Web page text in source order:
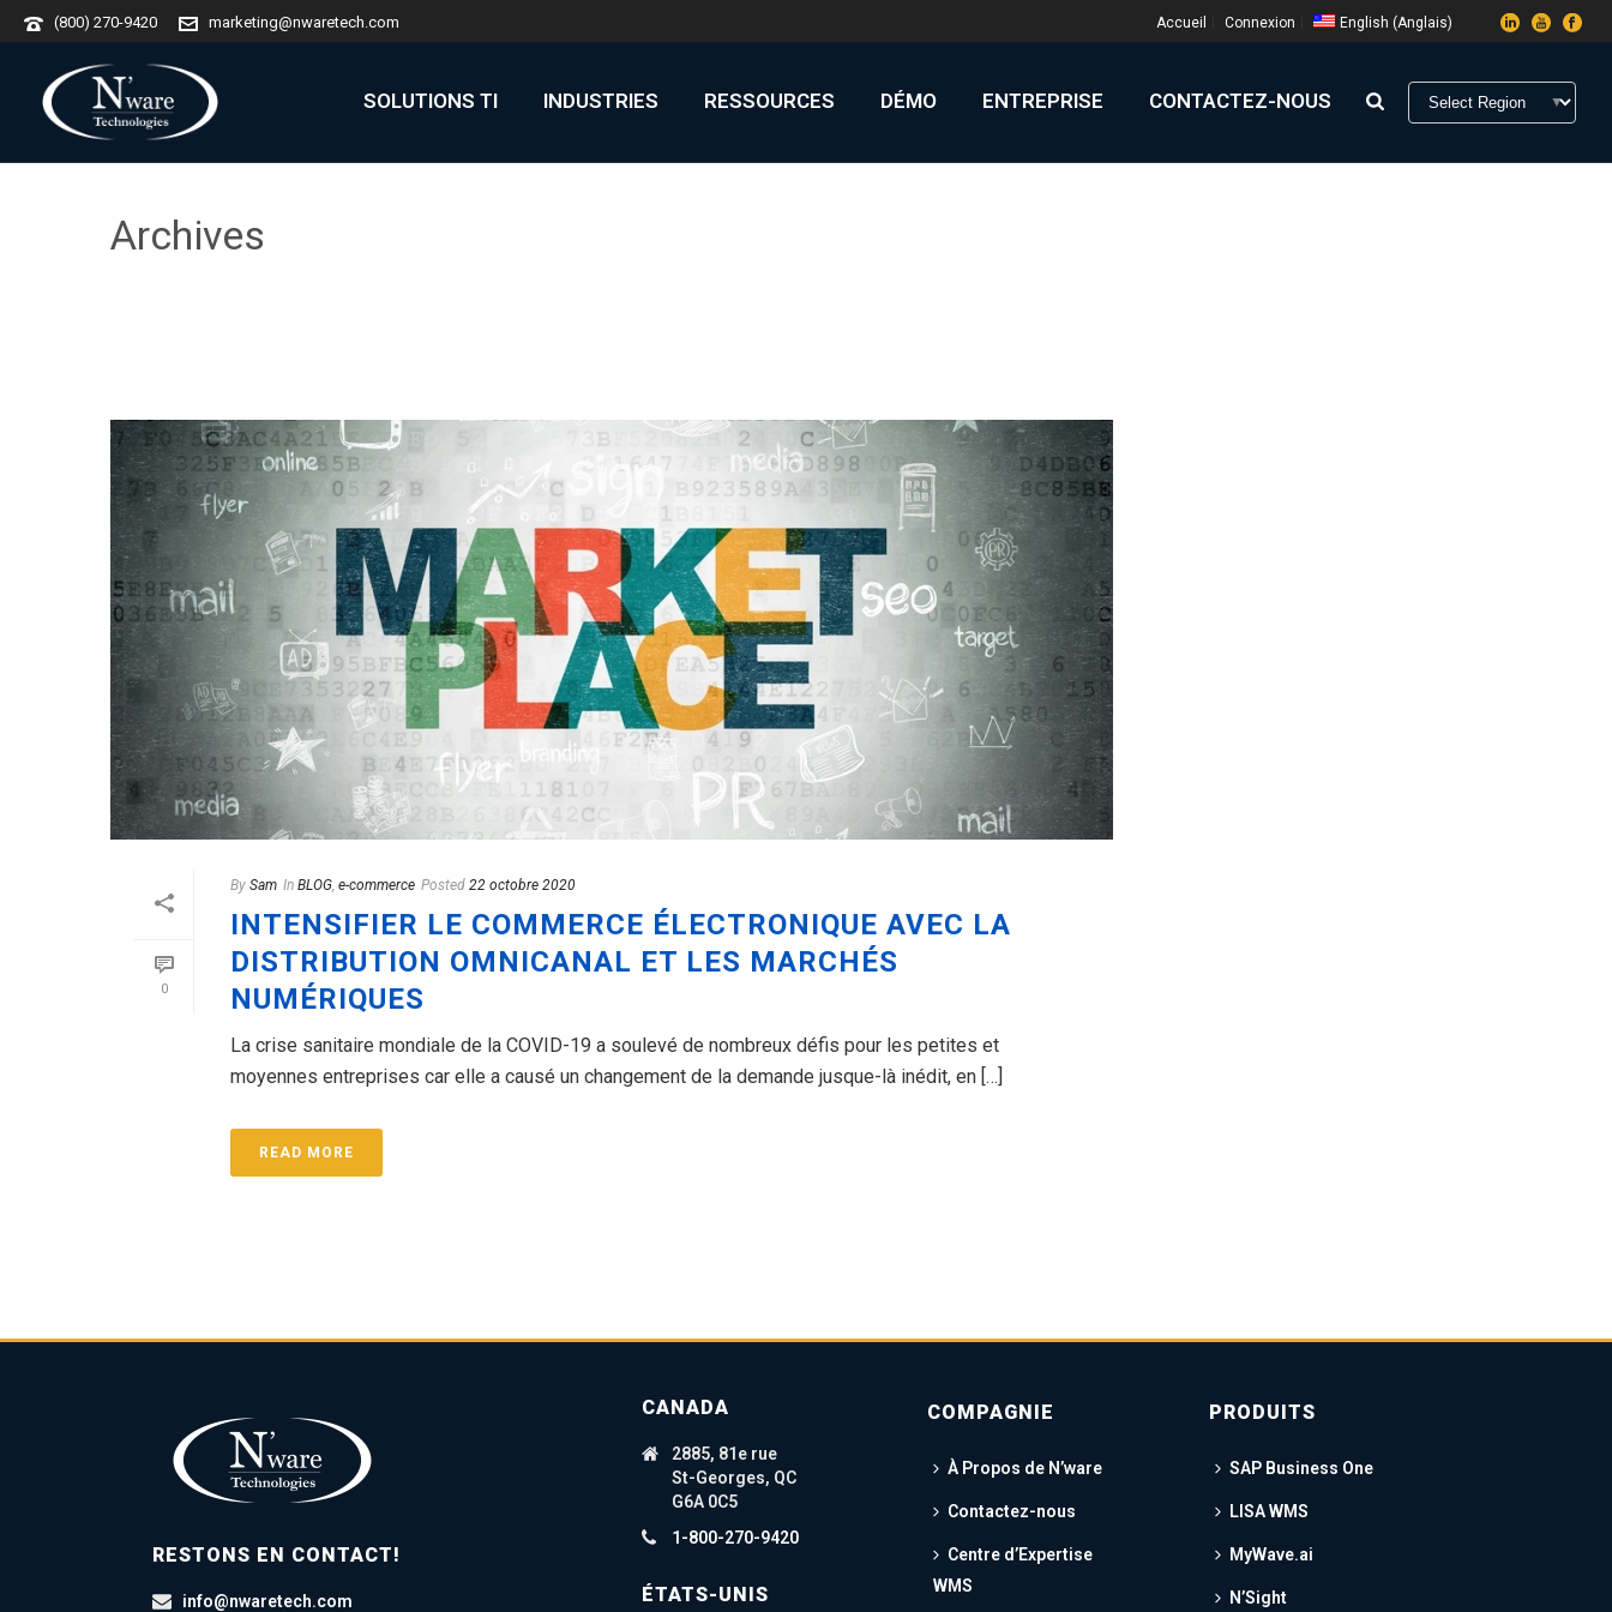
(800) 270-9420 marketing@nwaretech.com Accueil Connexion English (Anglais)
SOLUTIONS TI INDUSTRIES RESSOURCES DÉMO ENTREPRISE CONTACTEZ-NOUS
Archives
0
By Sam In BLOG, e-commerce Posted 22 octobre 2020
INTENSIFIER LE COMMERCE ÉLECTRONIQUE AVEC LA
DISTRIBUTION OMNICANAL ET LES MARCHÉS
NUMÉRIQUES
La crise sanitaire mondiale de la COVID-19 a soulevé de nombreux défis pour les petites et
moyennes entreprises car elle a causé un changement de la demande jusque-là inédit, en […]
READ MORE
RESTONS EN CONTACT!
info@nwaretech.com
CANADA
2885, 81e rue
St-Georges, QC
G6A 0C5
1-800-270-9420
ÉTATS-UNIS
COMPAGNIE
À Propos de N’ware
Contactez-nous
Centre d’Expertise
WMS
PRODUITS
SAP Business One
LISA WMS
MyWave.ai
N’Sight